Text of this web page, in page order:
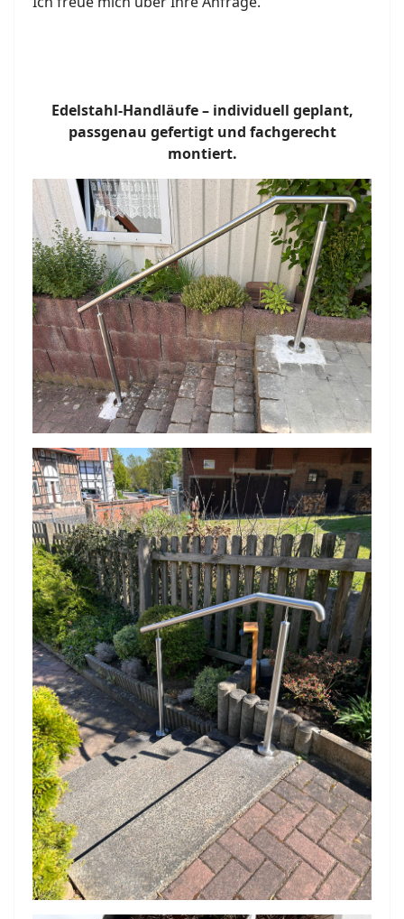
Edelstahl-Handläufe – individuell geplant,
passgenau gefertigt und fachgerecht
montiert.